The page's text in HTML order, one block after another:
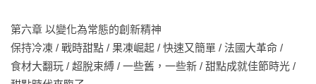
第六章 以變化為常態的創新精神
保持冷凍 / 戰時甜點 / 果凍崛起 / 快速又簡單 / 法國大革命 /
食材大翻玩 / 超脫束縛 / 一些舊，一些新 / 甜點成就佳節時光 /